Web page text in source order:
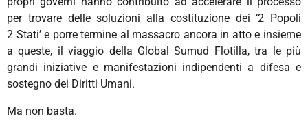
per trovare delle soluzioni alla costituzione dei ‘2 Popoli
2 Stati’ e porre termine al massacro ancora in atto e insieme
a queste, il viaggio della Global Sumud Flotilla, tra le più
grandi iniziative e manifestazioni indipendenti a difesa e
sostegno dei Diritti Umani.
Ma non basta.